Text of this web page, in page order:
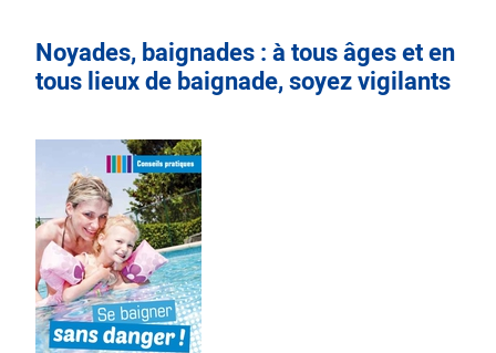
Noyades, baignades : à tous âges et en
tous lieux de baignade, soyez vigilants